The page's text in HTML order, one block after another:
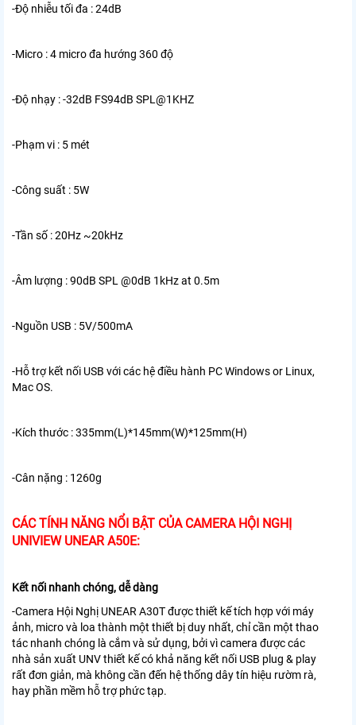
-Độ nhiễu tối đa : 24dB
-Micro : 4 micro đa hướng 360 độ
-Độ nhạy : -32dB FS94dB SPL@1KHZ
-Phạm vi : 5 mét
-Công suất : 5W
-Tần số : 20Hz ~20kHz
-Âm lượng : 90dB SPL @0dB 1kHz at 0.5m
-Nguồn USB : 5V/500mA
-Hỗ trợ kết nối USB với các hệ điều hành PC Windows or Linux,
Mac OS.
-Kích thước : 335mm(L)*145mm(W)*125mm(H)
-Cân nặng : 1260g
CÁC TÍNH NĂNG NỔI BẬT CỦA CAMERA HỘI NGHỊ
UNIVIEW UNEAR A50E:
Kết nối nhanh chóng, dễ dàng
-Camera Hội Nghị UNEAR A30T được thiết kế tích hợp với máy
ảnh, micro và loa thành một thiết bị duy nhất, chỉ cần một thao
tác nhanh chóng là cắm và sử dụng, bởi vì camera được các
nhà sản xuất UNV thiết kế có khả năng kết nối USB plug & play
rất đơn giản, mà không cần đến hệ thống dây tín hiệu rườm rà,
hay phần mềm hỗ trợ phức tạp.